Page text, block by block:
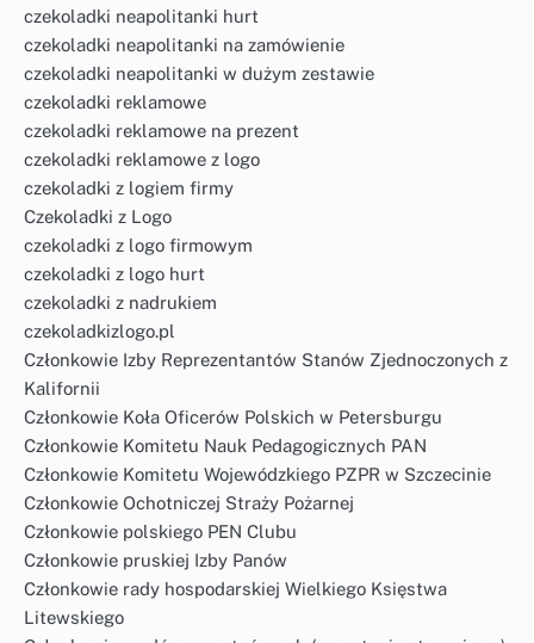
czekoladki neapolitanki hurt
czekoladki neapolitanki na zamówienie
czekoladki neapolitanki w dużym zestawie
czekoladki reklamowe
czekoladki reklamowe na prezent
czekoladki reklamowe z logo
czekoladki z logiem firmy
Czekoladki z Logo
czekoladki z logo firmowym
czekoladki z logo hurt
czekoladki z nadrukiem
czekoladkizlogo.pl
Członkowie Izby Reprezentantów Stanów Zjednoczonych z
Kalifornii
Członkowie Koła Oficerów Polskich w Petersburgu
Członkowie Komitetu Nauk Pedagogicznych PAN
Członkowie Komitetu Wojewódzkiego PZPR w Szczecinie
Członkowie Ochotniczej Straży Pożarnej
Członkowie polskiego PEN Clubu
Członkowie pruskiej Izby Panów
Członkowie rady hospodarskiej Wielkiego Księstwa
Litewskiego